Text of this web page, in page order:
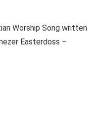
Worship Song written
Easterdoss –